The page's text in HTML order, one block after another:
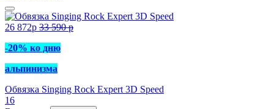
26 872p 33 590 p
-20% ко дню
альпинизма
Обвязка Singing Rock Expert 3D Speed
16